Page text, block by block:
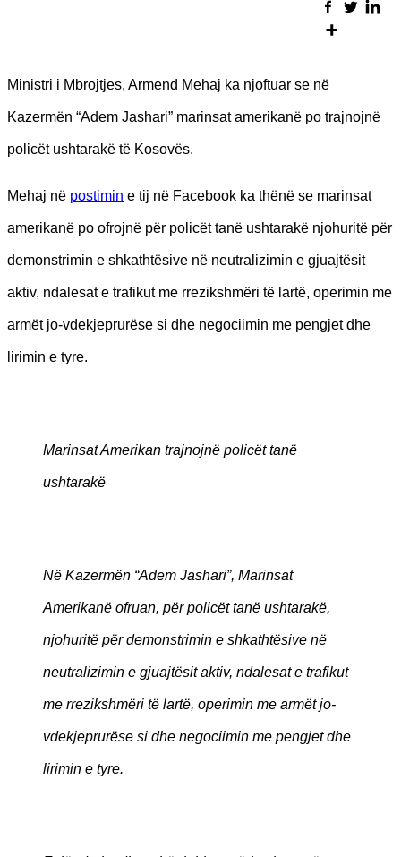
Ministri i Mbrojtjes, Armend Mehaj ka njoftuar se në
Kazermën “Adem Jashari” marinsat amerikanë po trajnojnë
policët ushtarakë të Kosovës.
Mehaj në postimin e tij në Facebook ka thënë se marinsat
amerikanë po ofrojnë për policët tanë ushtarakë njohuritë për
demonstrimin e shkathtësive në neutralizimin e gjuajtësit
aktiv, ndalesat e trafikut me rrezikshmëri të lartë, operimin me
armët jo-vdekjeprurëse si dhe negociimin me pengjet dhe
lirimin e tyre.
Marinsat Amerikan trajnojnë policët tanë
ushtarakë
Në Kazermën “Adem Jashari”, Marinsat
Amerikanë ofruan, për policët tanë ushtarakë,
njohuritë për demonstrimin e shkathtësive në
neutralizimin e gjuajtësit aktiv, ndalesat e trafikut
me rrezikshmëri të lartë, operimin me armët jo-
vdekjeprurëse si dhe negociimin me pengjet dhe
lirimin e tyre.